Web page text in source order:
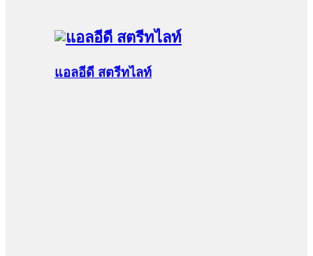
แอลอีดี สตรีทไลท์